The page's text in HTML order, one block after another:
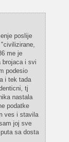
poslije
me je
brojaca i svi
podesio
i tek tada
tj
nastala
podatke
ves i stavila
joj sve
sa dosta